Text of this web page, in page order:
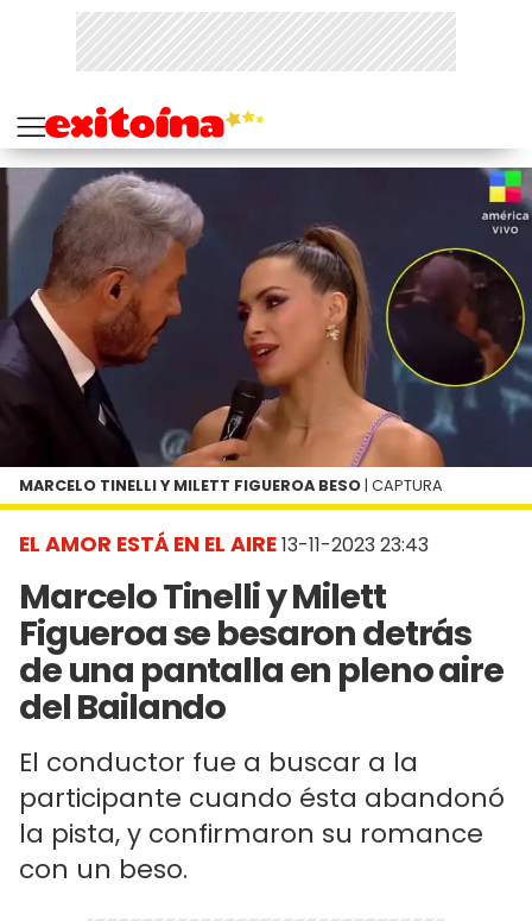
EL AMOR ESTÁ EN EL AIRE13-11-2023 23:43
Marcelo Tinelli y Milett
Figueroa se besaron detrás
de una pantalla en pleno aire
del Bailando
El conductor fue a buscar a la
participante cuando ésta abandonó
la pista, y confirmaron su romance
con un beso.
MARCELO TINELLI Y MILETT FIGUEROA BESO | CAPTURA